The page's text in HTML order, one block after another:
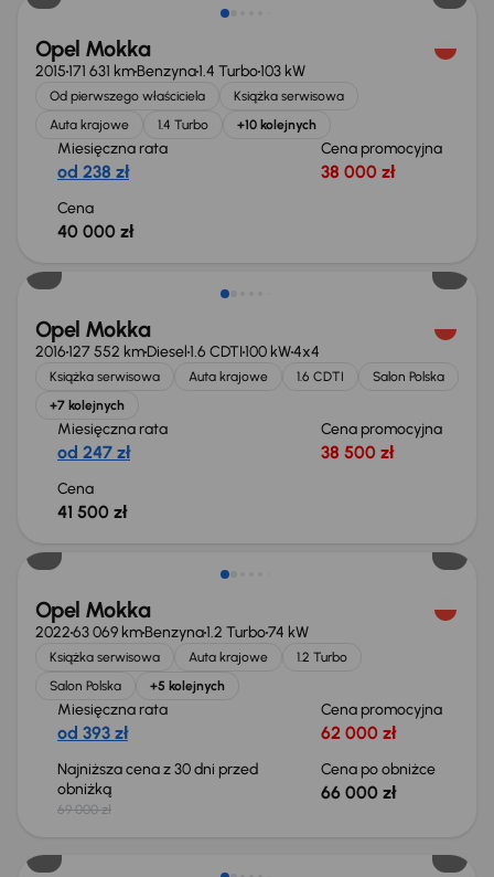
Opel Mokka
2015171 631 kmBenzyna1.4 Turbo103 kW
Od pierwszego właściciela
Książka serwisowa
Auta krajowe
1.4 Turbo +10 kolejnych
Miesięczna rata
od 238 zł
Cena promocyjna
38 000 zł
Cena
40 000 zł
Opel Mokka
2016127 552 kmDiesel1.6 CDTI100 kW4x4
Książka serwisowa Auta krajowe 1.6 CDTI
Salon Polska
+7 kolejnych
Miesięczna rata
od 247 zł
Cena promocyjna
38 500 zł
Cena
41 500 zł
Taniej o 3 000 zł
Opel Mokka
202263 069 kmBenzyna1.2 Turbo74 kW
Książka serwisowa Auta krajowe
1.2 Turbo
Salon Polska
+5 kolejnych
Miesięczna rata
od 393 zł
Cena promocyjna
62 000 zł
Najniższa cena z 30 dni przed
obniżką
69 000 zł
Cena po obniżce
66 000 zł